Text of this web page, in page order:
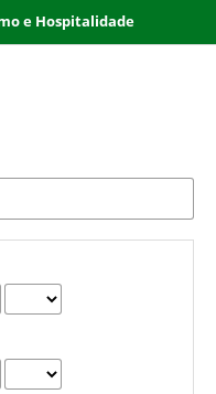
e Hospitalidade